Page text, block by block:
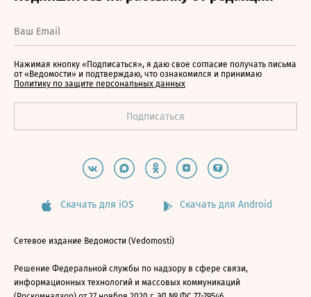
Нажимая кнопку «Подписаться», я даю свое согласие получать письма
от «Ведомости» и подтверждаю, что ознакомился и принимаю
Политику по защите персональных данных
Скачать для iOS Скачать для Android
Сетевое издание Ведомости (Vedomosti)
Решение Федеральной службы по надзору в сфере связи,
информационных технологий и массовых коммуникаций